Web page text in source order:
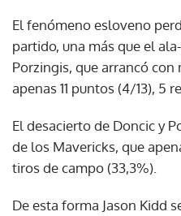
El fenómeno esloveno
partido, una más que el
Porzingis, que arrancó
apenas 11 puntos (4/13), 5
El desacierto de Doncic y
de los Mavericks, que
tiros de campo (33,3%).
De esta forma Jason Kidd